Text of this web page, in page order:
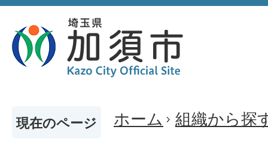
現在のページ ホーム 組織から探